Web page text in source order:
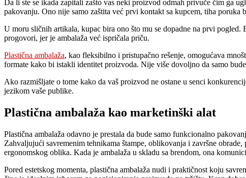
Da li ste se ikada zapitali zašto vas neki proizvod odmah privuče čim ga
pakovanju. Ono nije samo zaštita već prvi kontakt sa kupcem, tiha poruka
U moru sličnih artikala, kupac bira ono što mu se dopadne na prvi
progovori, jer je ambalaža već ispričala priču.
Plastična ambalaža, kao fleksibilno i pristupačno rešenje, omogućava
formate kako bi istakli identitet proizvoda. Nije više dovoljno da samo
Ako razmišljate o tome kako da vaš proizvod ne ostane u senci
jezikom vaše publike.
Plastična ambalaža kao marketinški alat
Plastična ambalaža odavno je prestala da bude samo funkcionalno
Zahvaljujući savremenim tehnikama štampe, oblikovanja i završne
ergonomskog oblika. Kada je ambalaža u skladu sa brendom, ona
Pored estetskog momenta, plastična ambalaža nudi i praktičnost koju